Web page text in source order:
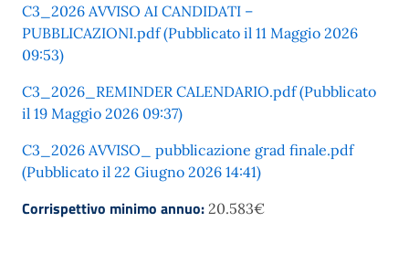
C3_2026 AVVISO AI CANDIDATI –
PUBBLICAZIONI.pdf (Pubblicato il 11 Maggio 2026
09:53)
C3_2026_REMINDER CALENDARIO.pdf (Pubblicato
il 19 Maggio 2026 09:37)
C3_2026 AVVISO_ pubblicazione grad finale.pdf
(Pubblicato il 22 Giugno 2026 14:41)
Corrispettivo minimo annuo: 20.583€